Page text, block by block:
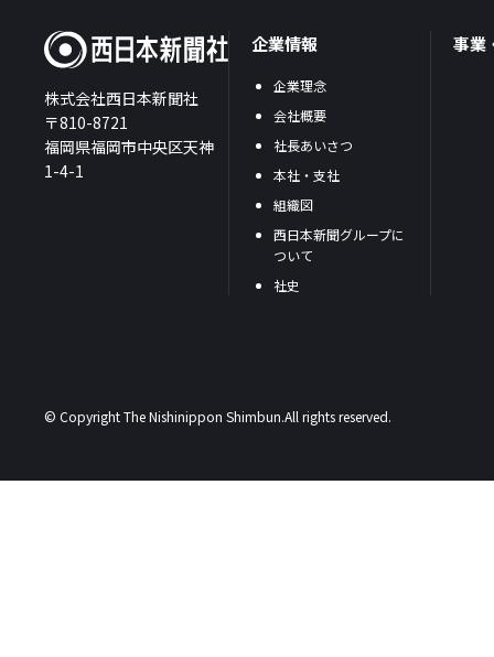
株式会社西日本新聞社
〒810-8721
福岡県福岡市中央区天神
1-4-1
企業情報
企業理念
会社概要
社長あいさつ
本社・支社
組織図
西日本新聞グループに
ついて
社史
事業
© Copyright The Nishinippon Shimbun.All rights reserved.